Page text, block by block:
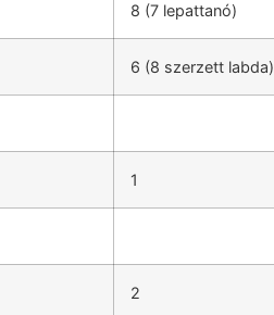
8 (7 lepattanó)
6 (8 szerzett labda)
1
2